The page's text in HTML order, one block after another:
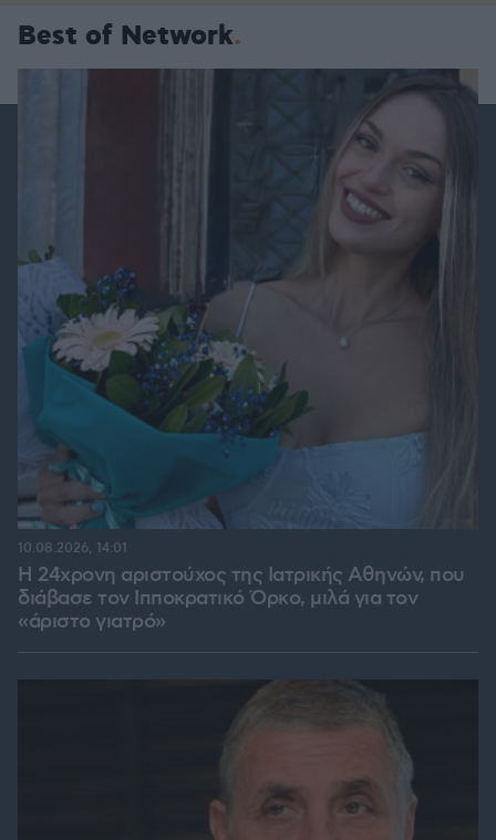
Best of Network
Η 24χρονη αριστούχος της Ιατρικής Αθηνών, που
διάβασε τον Ιπποκρατικό Όρκο, μιλά για τον
«άριστο γιατρό»
10.08.2026, 14:01